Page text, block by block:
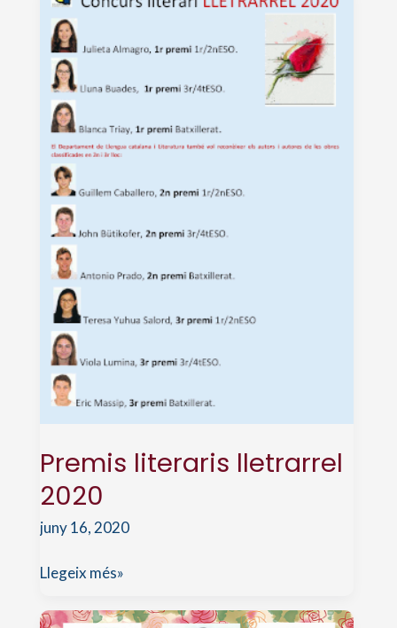
2021
Premis literaris lletrarrel
2020
juny 16, 2020
Premis
lletrarrel
Llegeix més»